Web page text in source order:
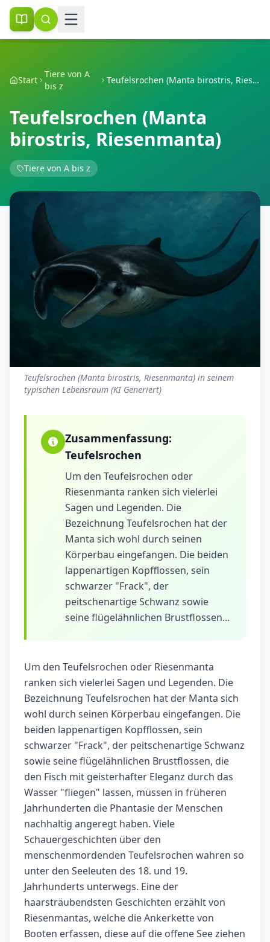
Start
Tiere von A
bis z
Teufelsrochen (Manta birostris, Riesenmanta)
Teufelsrochen (Manta
birostris, Riesenmanta)
Tiere von A bis z
Teufelsrochen (Manta birostris, Riesenmanta) in seinem
typischen Lebensraum (KI Generiert)
Zusammenfassung:
Teufelsrochen
Um den Teufelsrochen oder
Riesenmanta ranken sich vielerlei
Sagen und Legenden. Die
Bezeichnung Teufelsrochen hat der
Manta sich wohl durch seinen
Körperbau eingefangen. Die beiden
lappenartigen Kopfflossen, sein
schwarzer "Frack", der
peitschenartige Schwanz sowie
seine flügelähnlichen Brustflossen...
Um den Teufelsrochen oder Riesenmanta
ranken sich vielerlei Sagen und Legenden. Die
Bezeichnung Teufelsrochen hat der Manta sich
wohl durch seinen Körperbau eingefangen. Die
beiden lappenartigen Kopfflossen, sein
schwarzer "Frack", der peitschenartige Schwanz
sowie seine flügelähnlichen Brustflossen, die
den Fisch mit geisterhafter Eleganz durch das
Wasser "fliegen" lassen, müssen in früheren
Jahrhunderten die Phantasie der Menschen
nachhaltig angeregt haben. Viele
Schauergeschichten über den
menschenmordenden Teufelsrochen wahren so
unter den Seeleuten des 18. und 19.
Jahrhunderts unterwegs. Eine der
haarsträubendsten Geschichten erzählt von
Riesenmantas, welche die Ankerkette von
Booten erfassen, diese auf die offene See ziehen